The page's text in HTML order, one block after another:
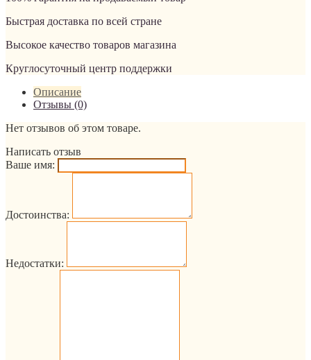
Быстрая доставка по всей стране
Высокое качество товаров магазина
Круглосуточный центр поддержки
Описание
Отзывы (0)
Нет отзывов об этом товаре.
Написать отзыв
Ваше имя:
Достоинства:
Недостатки: